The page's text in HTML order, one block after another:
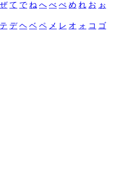
ぜ て で ね へ べ ぺ め れ お ぉ
テ デ ヘ ベ ペ メ レ オ ォ コ ゴ